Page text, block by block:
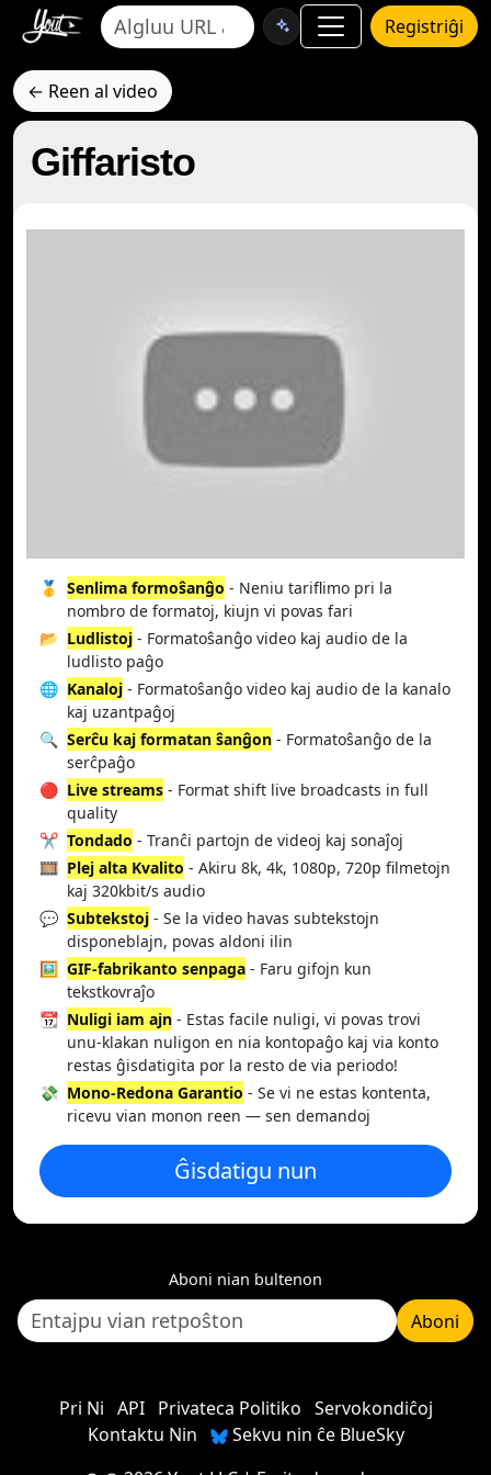
Registriĝi
← Reen al video
Giffaristo
🥇 Senlima formoŝanĝo - Neniu tariflimo pri la
nombro de formatoj, kiujn vi povas fari
📂 Ludlistoj - Formatoŝanĝo video kaj audio de la
ludlisto paĝo
🌐 Kanaloj - Formatoŝanĝo video kaj audio de la kanalo
kaj uzantpaĝoj
🔍 Serĉu kaj formatan ŝanĝon - Formatoŝanĝo de la
serĉpaĝo
🔴 Live streams - Format shift live broadcasts in full
quality
✂️ Tondado - Tranĉi partojn de videoj kaj sonaĵoj
🎞️ Plej alta Kvalito - Akiru 8k, 4k, 1080p, 720p filmetojn
kaj 320kbit/s audio
💬 Subtekstoj - Se la video havas subtekstojn
disponeblajn, povas aldoni ilin
🖼️ GIF-fabrikanto senpaga - Faru gifojn kun
tekstkovraĵo
📆 Nuligi iam ajn - Estas facile nuligi, vi povas trovi
unu-klakan nuligon en nia kontopaĝo kaj via konto
restas ĝisdatigita por la resto de via periodo!
💸 Mono-Redona Garantio - Se vi ne estas kontenta,
ricevu vian monon reen — sen demandoj
Ĝisdatigu nun
Aboni nian bultenon
Aboni
Pri Ni API Privateca Politiko Servokondiĉoj
Kontaktu Nin
Sekvu nin ĉe BlueSky